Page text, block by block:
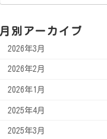
月別アーカイブ
2026年3月
2026年2月
2026年1月
2025年4月
2025年3月